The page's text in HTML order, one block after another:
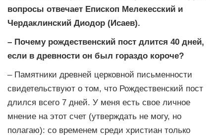
вопросы отвечает Епископ Мелекесский и
Чердаклинский Диодор (Исаев).
– Почему рождественский пост длится 40 дней,
если в древности он был гораздо короче?
– Памятники древней церковной письменности
свидетельствуют о том, что Рождественский пост
длился всего 7 дней. У меня есть свое личное
мнение на этот счет (утверждать не могу, но
полагаю): со временем среди христиан только